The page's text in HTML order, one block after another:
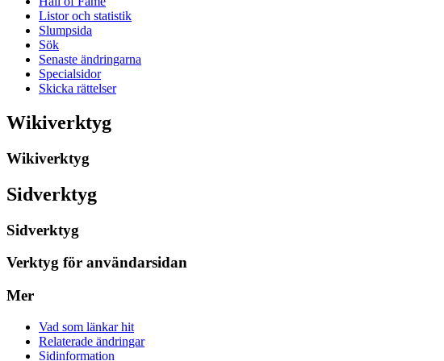
Listor och statistik
Slumpsida
Sök
Senaste ändringarna
Specialsidor
Skicka rättelser
Wikiverktyg
Wikiverktyg
Sidverktyg
Sidverktyg
Verktyg för användarsidan
Mer
Vad som länkar hit
Relaterade ändringar
Sidinformation